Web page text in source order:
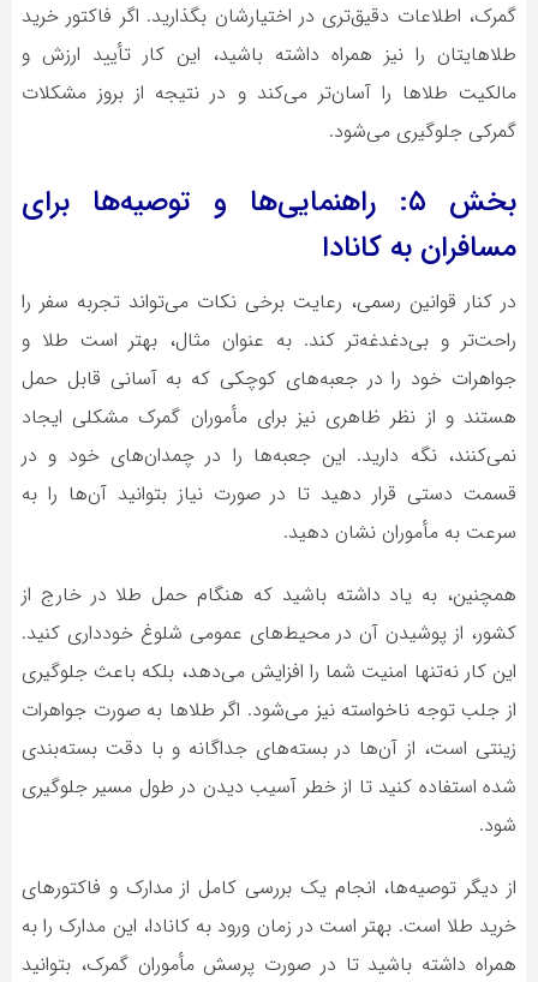
گمرک، اطلاعات دقیق‌تری در اختیارشان بگذارید. اگر فاکتور خرید
طلاهایتان را نیز همراه داشته باشید، این کار تأیید ارزش و
مالکیت طلاها را آسان‌تر می‌کند و در نتیجه از بروز مشکلات
گمرکی جلوگیری می‌شود.
بخش ۵: راهنمایی‌ها و توصیه‌ها برای
مسافران به کانادا
در کنار قوانین رسمی، رعایت برخی نکات می‌تواند تجربه سفر را
راحت‌تر و بی‌دغدغه‌تر کند. به عنوان مثال، بهتر است طلا و
جواهرات خود را در جعبه‌های کوچکی که به آسانی قابل حمل
هستند و از نظر ظاهری نیز برای مأموران گمرک مشکلی ایجاد
نمی‌کنند، نگه دارید. این جعبه‌ها را در چمدان‌های خود و در
قسمت دستی قرار دهید تا در صورت نیاز بتوانید آن‌ها را به
سرعت به مأموران نشان دهید.
همچنین، به یاد داشته باشید که هنگام حمل طلا در خارج از
کشور، از پوشیدن آن در محیط‌های عمومی شلوغ خودداری کنید.
این کار نه‌تنها امنیت شما را افزایش می‌دهد، بلکه باعث جلوگیری
از جلب توجه ناخواسته نیز می‌شود. اگر طلاها به صورت جواهرات
زینتی است، از آن‌ها در بسته‌های جداگانه و با دقت بسته‌بندی
شده استفاده کنید تا از خطر آسیب دیدن در طول مسیر جلوگیری
شود.
از دیگر توصیه‌ها، انجام یک بررسی کامل از مدارک و فاکتورهای
خرید طلا است. بهتر است در زمان ورود به کانادا، این مدارک را به
همراه داشته باشید تا در صورت پرسش مأموران گمرک، بتوانید